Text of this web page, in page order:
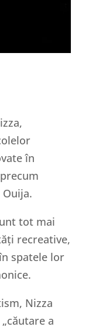
în
tot mai
recreative,
spatele lor
Nizza
a